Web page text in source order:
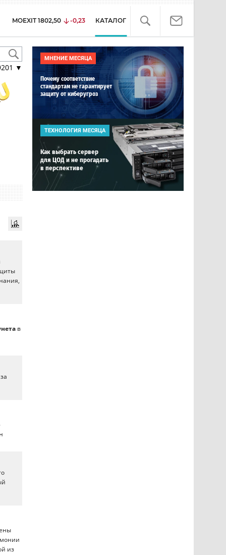
MOEXIT 1802,50 -0,23 КАТАЛОГ
▼
в
из
МНЕНИЕ МЕСЯЦА
Почему соответствие
стандартам не гарантирует
защиту от киберугроз
ТЕХНОЛОГИЯ МЕСЯЦА
Как выбрать сервер
для ЦОД и не прогадать
в перспективе